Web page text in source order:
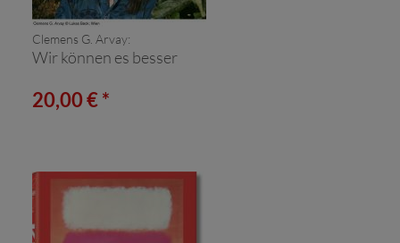
Clemens G. Arvay:
Wir können es besser
20,00 € *